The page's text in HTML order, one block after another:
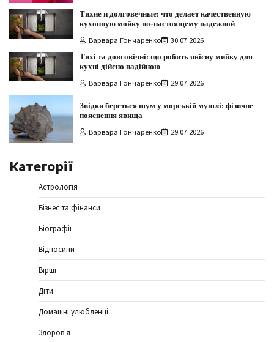
Тихие и долговечные: что делает качественную
кухонную мойку по-настоящему надежной
Варвара Гончаренко 30.07.2026
Тихі та довговічні: що робить якісну мийку для
кухні дійсно надійною
Варвара Гончаренко 29.07.2026
Звідки береться шум у морській мушлі: фізичне
пояснення явища
Варвара Гончаренко 29.07.2026
Категорії
Астрологія
Бізнес та фінанси
Біографії
Відносини
Вірші
Діти
Домашні улюбленці
Здоров'я